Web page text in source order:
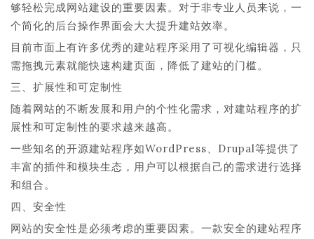
够轻松完成网站建设的重要因素。对于非专业人员来说，一
个简化的后台操作界面会大大提升建站效率。
目前市面上有许多优秀的建站程序采用了可视化编辑器，只
需拖拽元素就能快速构建页面，降低了建站的门槛。
三、扩展性和可定制性
随着网站的不断发展和用户的个性化需求，对建站程序的扩
展性和可定制性的要求越来越高。
一些知名的开源建站程序如WordPress、Drupal等提供了
丰富的插件和模块生态，用户可以根据自己的需求进行选择
和组合。
四、安全性
网站的安全性是必须考虑的重要因素。一款安全的建站程序